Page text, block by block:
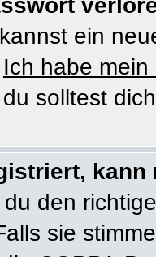
ein
Ich habe
solltest
den
sie